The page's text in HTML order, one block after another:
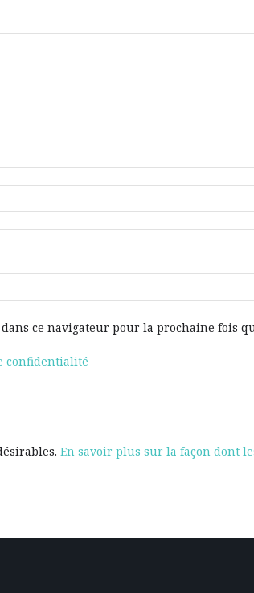
ce navigateur pour la prochaine fois
confidentialité
En savoir plus sur la façon dont